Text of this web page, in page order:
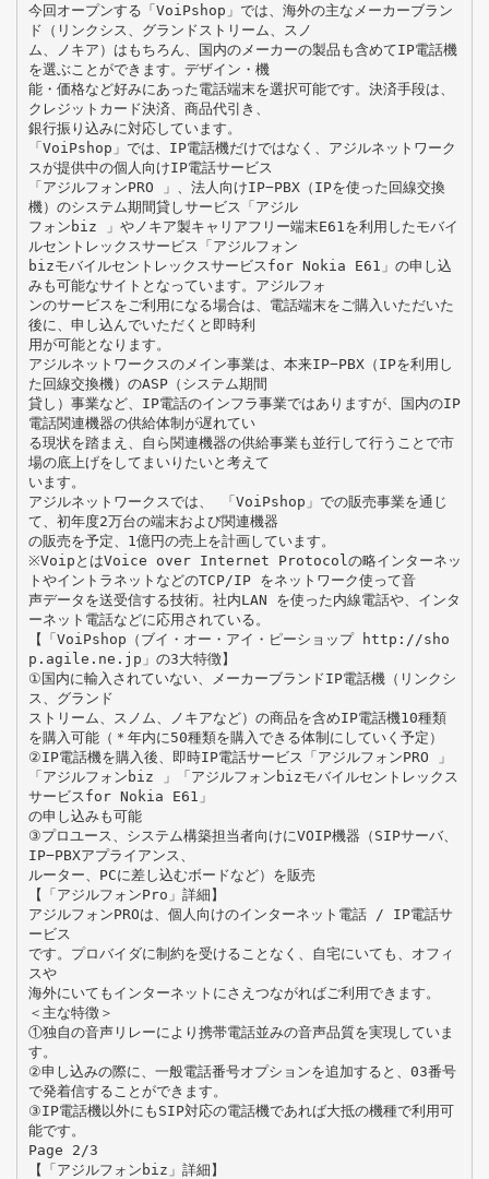
今回オープンする「VoiPshop」では、海外の主なメーカーブラン
ド（リンクシス、グランドストリーム、スノ
ム、ノキア）はもちろん、国内のメーカーの製品も含めてIP電話機
を選ぶことができます。デザイン・機
能・価格など好みにあった電話端末を選択可能です。決済手段は、
クレジットカード決済、商品代引き、
銀行振り込みに対応しています。
「VoiPshop」では、IP電話機だけではなく、アジルネットワーク
スが提供中の個人向けIP電話サービス
「アジルフォンPRO 」、法人向けIP−PBX（IPを使った回線交換
機）のシステム期間貸しサービス「アジル
フォンbiz 」やノキア製キャリアフリー端末E61を利用したモバイ
ルセントレックスサービス「アジルフォン
bizモバイルセントレックスサービスfor Nokia E61」の申し込
みも可能なサイトとなっています。アジルフォ
ンのサービスをご利用になる場合は、電話端末をご購入いただいた
後に、申し込んでいただくと即時利
用が可能となります。
アジルネットワークスのメイン事業は、本来IP−PBX（IPを利用し
た回線交換機）のASP（システム期間
貸し）事業など、IP電話のインフラ事業ではありますが、国内のIP
電話関連機器の供給体制が遅れてい
る現状を踏まえ、自ら関連機器の供給事業も並行して行うことで市
場の底上げをしてまいりたいと考えて
います。
アジルネットワークスでは、 「VoiPshop」での販売事業を通じ
て、初年度2万台の端末および関連機器
の販売を予定、1億円の売上を計画しています。
※VoipとはVoice over Internet Protocolの略インターネッ
トやイントラネットなどのTCP/IP をネットワーク使って音
声データを送受信する技術。社内LAN を使った内線電話や、インタ
ーネット電話などに応用されている。
【「VoiPshop（ブイ・オー・アイ・ピーショップ http://sho
p.agile.ne.jp」の3大特徴】
①国内に輸入されていない、メーカーブランドIP電話機（リンクシ
ス、グランド
ストリーム、スノム、ノキアなど）の商品を含めIP電話機10種類
を購入可能（＊年内に50種類を購入できる体制にしていく予定）
②IP電話機を購入後、即時IP電話サービス「アジルフォンPRO 」
「アジルフォンbiz 」「アジルフォンbizモバイルセントレックス
サービスfor Nokia E61」
の申し込みも可能
③プロユース、システム構築担当者向けにVOIP機器（SIPサーバ、
IP−PBXアプライアンス、
ルーター、PCに差し込むボードなど）を販売
【「アジルフォンPro」詳細】
アジルフォンPROは、個人向けのインターネット電話 / IP電話サ
ービス
です。プロバイダに制約を受けることなく、自宅にいても、オフィ
スや
海外にいてもインターネットにさえつながればご利用できます。
＜主な特徴＞
①独自の音声リレーにより携帯電話並みの音声品質を実現していま
す。
②申し込みの際に、一般電話番号オプションを追加すると、03番号
で発着信することができます。
③IP電話機以外にもSIP対応の電話機であれば大抵の機種で利用可
能です。
Page 2/3
【「アジルフォンbiz」詳細】